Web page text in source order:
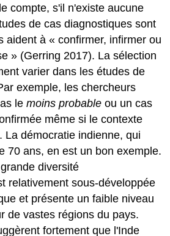
compte, s'il n'existe aucune
de cas diagnostiques sont
aident à « confirmer, infirmer ou
» (Gerring 2017). La sélection
varier dans les études de
exemple, les chercheurs
lemoins probable ou un cas
même si le contexte
La démocratie indienne, qui
70 ans, en est un bon exemple.
diversité
relativement sous-développée
et présente un faible niveau
de vastes régions du pays.
fortement que l'Inde